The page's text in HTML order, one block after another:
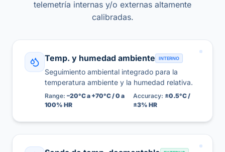
telemetría internas y/o externas altamente
calibradas.
Temp. y humedad ambiente INTERNO
Seguimiento ambiental integrado para la
temperatura ambiente y la humedad relativa.
Range: –20°C a +70°C / 0 a
100% HR
Accuracy: ±0.5°C /
±3% HR